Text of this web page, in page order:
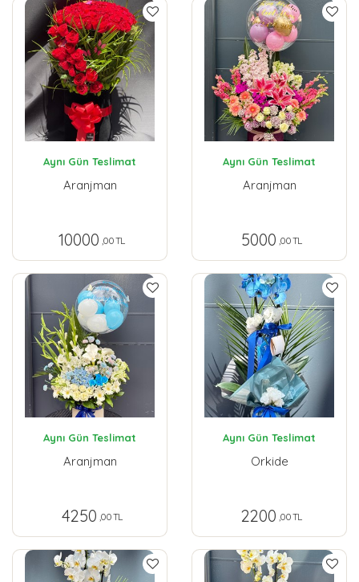
Aynı Gün Teslimat
Aranjman
10000 ,00 TL
Aynı Gün Teslimat
Aranjman
5000 ,00 TL
Aynı Gün Teslimat
Aranjman
4250 ,00 TL
Aynı Gün Teslimat
Orkide
2200 ,00 TL